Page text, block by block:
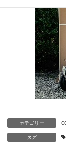
カテゴリー
タグ